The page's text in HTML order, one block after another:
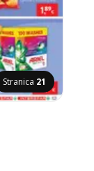
Stranica 21